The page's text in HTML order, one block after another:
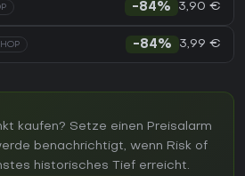
-84% 3,90 €
-84% 3,99 €
kaufen? Setze einen Preisalarm
benachrichtigt, wenn Risk of
historisches Tief erreicht.